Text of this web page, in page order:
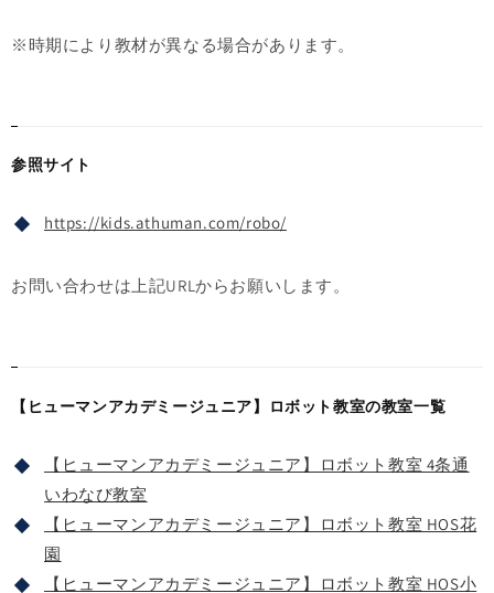
※時期により教材が異なる場合があります。
参照サイト
https://kids.athuman.com/robo/
お問い合わせは上記URLからお願いします。
【ヒューマンアカデミージュニア】ロボット教室の教室一覧
【ヒューマンアカデミージュニア】ロボット教室 4条通
いわなび教室
【ヒューマンアカデミージュニア】ロボット教室 HOS花
園
【ヒューマンアカデミージュニア】ロボット教室 HOS小